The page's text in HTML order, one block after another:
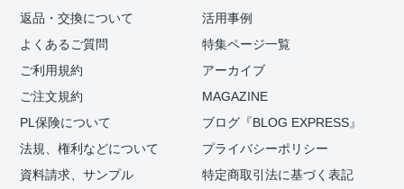
返品・交換について
よくあるご質問
ご利用規約
ご注文規約
PL保険について
法規、権利などについて
資料請求、サンプル
活用事例
特集ページ一覧
アーカイブ
MAGAZINE
ブログ『BLOG EXPRESS』
プライバシーポリシー
特定商取引法に基づく表記